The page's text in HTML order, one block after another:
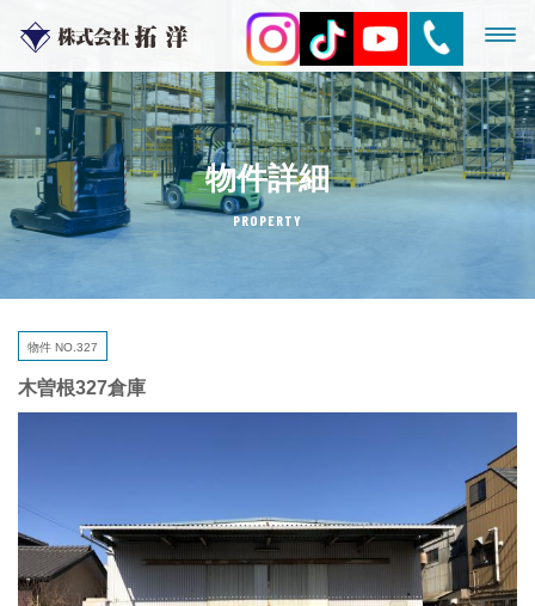
物件詳細
PROPERTY
物件 NO.327
木曽根327倉庫